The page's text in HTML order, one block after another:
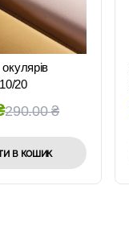
ШВИДКИЙ
ПЕРЕГЛЯД
20
290.00₴
в кошик